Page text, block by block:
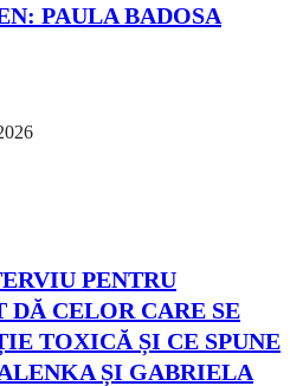
PAULA BADOSA
PENTRU
DĂ CELOR CARE SE
TOXICĂ ȘI CE SPUNE
ȘI GABRIELA